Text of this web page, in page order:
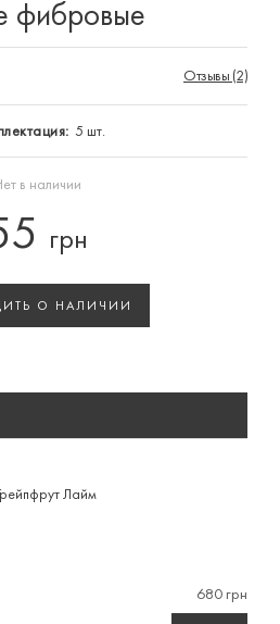
фибровые
Отзывы (2)
5 шт.
в наличии
грн
О НАЛИЧИИ
Лайм
680 грн